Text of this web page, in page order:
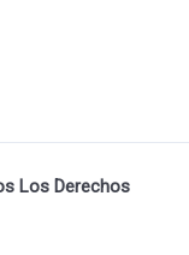
Los Derechos